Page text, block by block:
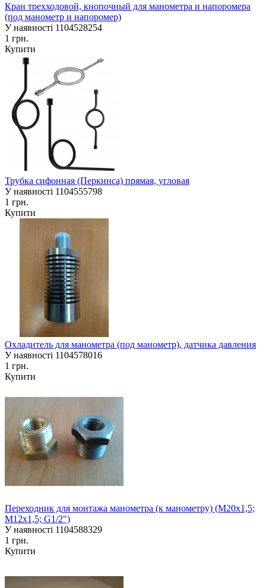
Кран трехходовой, кнопочный для манометра и напоромера
(под манометр и напоромер)
У наявності 1104528254
1 грн.
Купити
Трубка сифонная (Перкинса) прямая, угловая
У наявності 1104555798
1 грн.
Купити
Охладитель для манометра (под манометр), датчика давления
У наявності 1104578016
1 грн.
Купити
Переходник для монтажа манометра (к манометру) (М20х1,5;
М12х1,5; G1/2")
У наявності 1104588329
1 грн.
Купити